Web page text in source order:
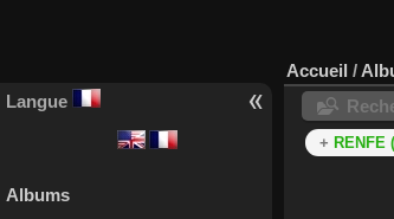
Langue
Albums
Accueil /
+